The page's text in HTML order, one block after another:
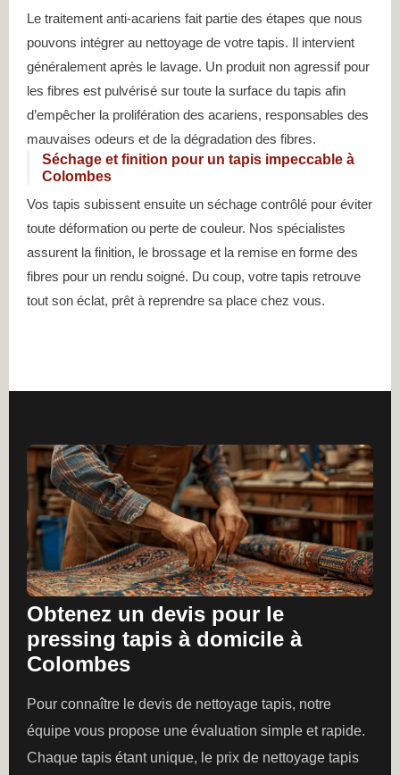
Le traitement anti-acariens fait partie des étapes que nous
pouvons intégrer au nettoyage de votre tapis. Il intervient
généralement après le lavage. Un produit non agressif pour
les fibres est pulvérisé sur toute la surface du tapis afin
d’empêcher la prolifération des acariens, responsables des
mauvaises odeurs et de la dégradation des fibres.
Séchage et finition pour un tapis impeccable à
Colombes
Vos tapis subissent ensuite un séchage contrôlé pour éviter
toute déformation ou perte de couleur. Nos spécialistes
assurent la finition, le brossage et la remise en forme des
fibres pour un rendu soigné. Du coup, votre tapis retrouve
tout son éclat, prêt à reprendre sa place chez vous.
Obtenez un devis pour le
pressing tapis à domicile à
Colombes
Pour connaître le devis de nettoyage tapis, notre
équipe vous propose une évaluation simple et rapide.
Chaque tapis étant unique, le prix de nettoyage tapis